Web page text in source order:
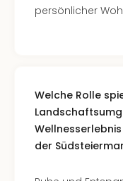
persönlicher
Welche Rolle
der